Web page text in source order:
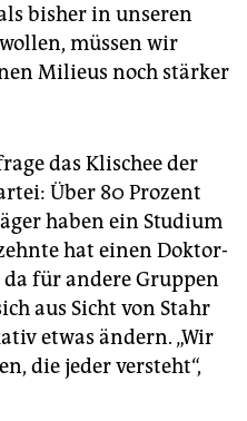
bisher in unseren
müssen wir
Milieus noch stärker
das Klischee der
Über 80 Prozent
haben ein Studium
hat einen Doktor-
für andere Gruppen
aus Sicht von Stahr
etwas ändern. „Wir
die jeder versteht“,